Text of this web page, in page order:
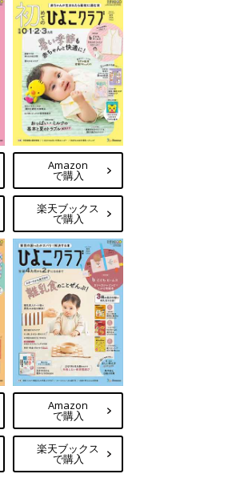
Amazon
で購入
楽天ブックス
で購入
Amazon
で購入
楽天ブックス
で購入